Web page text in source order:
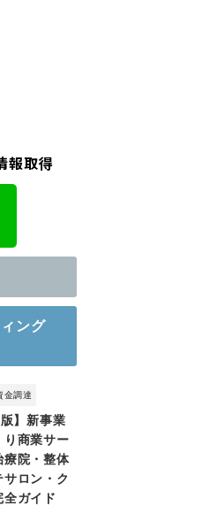
報取得
ング
金調達
】新事業
り商業サー
療院・整体
ロン・ク
全ガイド